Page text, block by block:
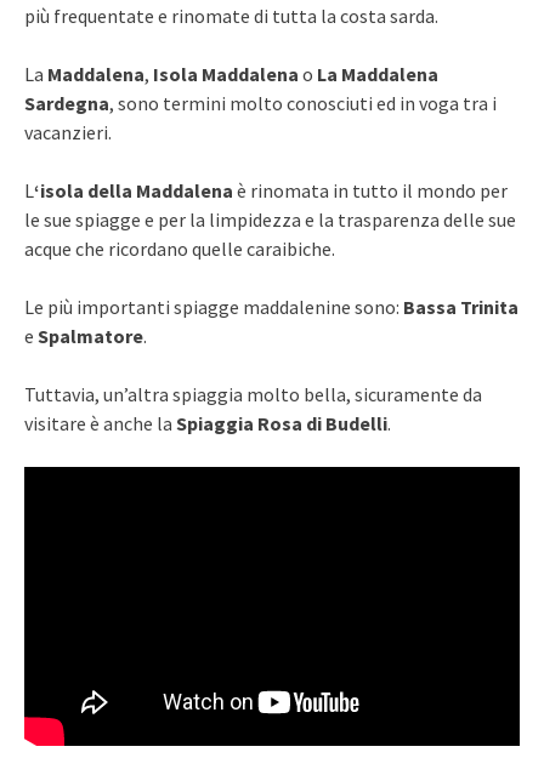
più frequentate e rinomate di tutta la costa sarda.
La Maddalena, Isola Maddalena o La Maddalena
Sardegna, sono termini molto conosciuti ed in voga tra i
vacanzieri.
L‘isola della Maddalena è rinomata in tutto il mondo per
le sue spiagge e per la limpidezza e la trasparenza delle sue
acque che ricordano quelle caraibiche.
Le più importanti spiagge maddalenine sono: Bassa Trinita
e Spalmatore.
Tuttavia, un’altra spiaggia molto bella, sicuramente da
visitare è anche la Spiaggia Rosa di Budelli.